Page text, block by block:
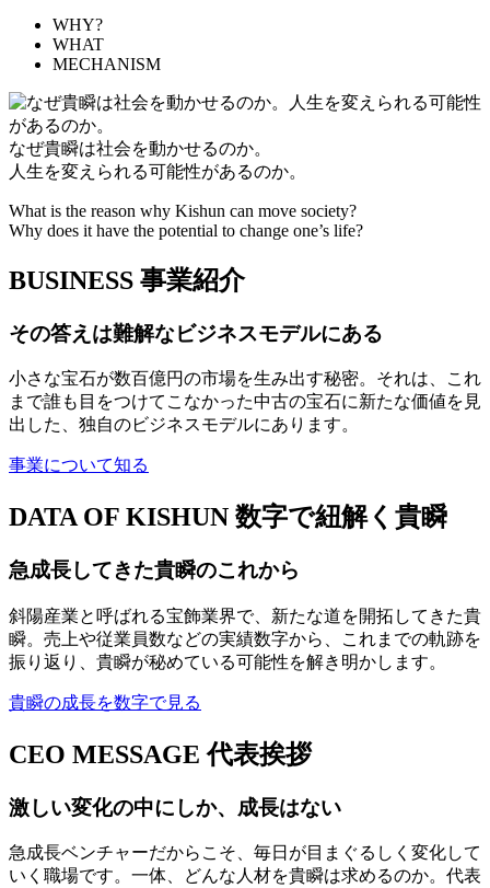
WHY?
WHAT
MECHANISM
なぜ貴瞬は社会を動かせるのか。
人生を変えられる可能性があるのか。
What is the reason why Kishun can move society?
Why does it have the potential to change one’s life?
BUSINESS 事業紹介
その答えは難解なビジネスモデルにある
小さな宝石が数百億円の市場を生み出す秘密。それは、これ
まで誰も目をつけてこなかった中古の宝石に新たな価値を見
出した、独自のビジネスモデルにあります。
事業について知る
DATA OF KISHUN 数字で紐解く貴瞬
急成長してきた貴瞬のこれから
斜陽産業と呼ばれる宝飾業界で、新たな道を開拓してきた貴
瞬。売上や従業員数などの実績数字から、これまでの軌跡を
振り返り、貴瞬が秘めている可能性を解き明かします。
貴瞬の成長を数字で見る
CEO MESSAGE 代表挨拶
激しい変化の中にしか、成長はない
急成長ベンチャーだからこそ、毎日が目まぐるしく変化して
いく職場です。一体、どんな人材を貴瞬は求めるのか。代表